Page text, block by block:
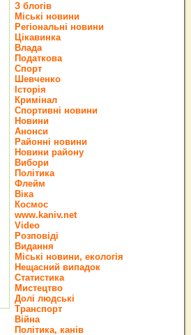
З блогів
Міські новини
Регіональні новини
Цікавинка
Влада
Податкова
Спорт
Шевченко
Історія
Кримінал
Спортивні новини
Новини
Анонси
Районні новини
Новини району
Вибори
Політика
Флейм
Віка
Космос
www.kaniv.net
Video
Розповіді
Видання
Міські новини, екологія
Нещасний випадок
Статистика
Мистецтво
Долі людські
Транспорт
Війна
Політика, канів